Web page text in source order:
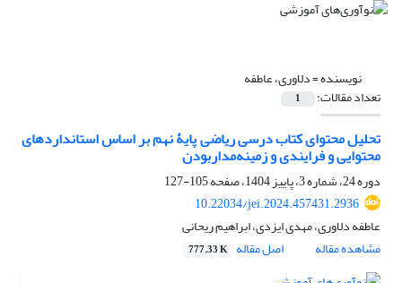
نویسنده =دلاوری، عاطفه
تعداد مقالات: 1
تحلیل محتوای کتاب درسی ریاضی پایۀ نهم بر اساس استانداردهای
محتوایی و فرایندی و زمینه‌مداربودن
دوره 24، شماره 3، پاییز 1404، صفحه
105-127
10.22034/jei.2024.457431.2936
عاطفه دلاوری، مهدی ایزدی، ابراهیم ریحانی
مشاهده مقاله
اصل مقاله 777.33 K